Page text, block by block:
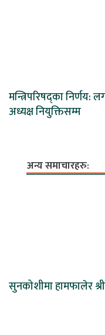
मन्त्रिपरिषद्का निर्णय:
अध्यक्ष नियुक्तिसम्म
अन्य समाचारहरु:
सुनकोशीमा हामफालेर